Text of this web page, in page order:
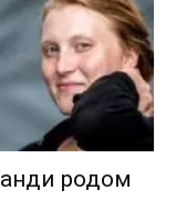
родом